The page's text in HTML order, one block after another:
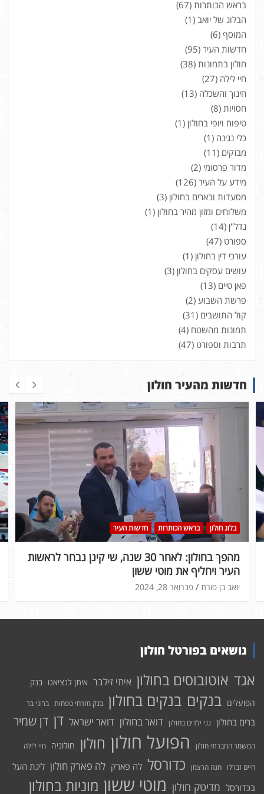
בראש הכותרות (67)
הבלוג של יואב (1)
המוסף (6)
חדשות העיר (95)
חולון בתמונות (38)
חיי לילה (27)
חינוך והשכלה (13)
חסויות (8)
טיפוח ויופי בחולון (1)
כלי נגינה (1)
מבזקים (11)
מדור פרסומי (2)
מידע על העיר (126)
מסעדות ובארים בחולון (3)
משלוחים ומזון מהיר בחולון (1)
נדל"ן (14)
ספורט (47)
עורכי דין בחולון (1)
עושים עסקים בחולון (3)
פאן טיים (13)
פרשת השבוע (2)
קול התושבים (31)
תמונות מהשטח (4)
תרבות וספורט (47)
חדשות מהעיר חולון
בלוג חולון בראש הכותרות חדשות העיר
מהפך בחולון: לאחר 30 שנה, שי קינן נבחר לראשות
העיר ויחליף את מוטי ששון
פברואר 28, 2024 יואב בן פורת
נושאים בפורטל חולון
אגד אוטובוסים בחולון איתי זילבר איתן לנציאנו בנק
הפועלים בנקים בנקים בחולון בנק מזרחי טפחות ברוני בר
ברים בחולון גני ילדים בחולון דואר בחולון דואר ישראל דן דן שמיר
המשמר החברתי חולון הפועל חולון חולון חולוניה חיי לילה
חיים זברלו חנה הרצמן כדורסל לה פארק לה פארק חולון ליגת העל
בכדורסל מדיטק חולון מוטי ששון מוניות בחולון